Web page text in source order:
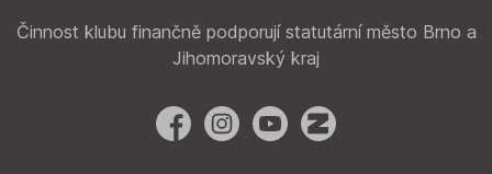
Činnost klubu finančně podporují statutární město Brno a
Jihomoravský kraj
FacebookInstagramYouTubeZonerama